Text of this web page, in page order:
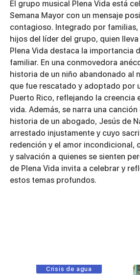
of
4
minutes,
38
seconds
El grupo musical Plena Vida está
Semana Mayor con un mensaje
contagioso. Integrado por familias,
hijos del líder del grupo, quien
Plena Vida destaca la importancia
familiar. En una conmovedora
historia de un niño abandonado al
que fue rescatado y adoptado por
Puerto Rico, reflejando la creencia
vida. Además, se narra una
historia de un abogado, Jesús de
arrestado injustamente y cuyo
redención y el amor incondicional,
y salvación a quienes se sienten
de Plena Vida invita a celebrar y
estos temas profundos.
Crisis de agua